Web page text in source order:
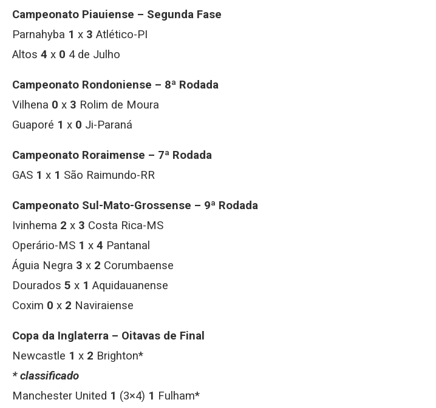
Campeonato Piauiense – Segunda Fase
Parnahyba 1 x 3 Atlético-PI
Altos 4 x 0 4 de Julho
Campeonato Rondoniense – 8ª Rodada
Vilhena 0 x 3 Rolim de Moura
Guaporé 1 x 0 Ji-Paraná
Campeonato Roraimense – 7ª Rodada
GAS 1 x 1 São Raimundo-RR
Campeonato Sul-Mato-Grossense – 9ª Rodada
Ivinhema 2 x 3 Costa Rica-MS
Operário-MS 1 x 4 Pantanal
Águia Negra 3 x 2 Corumbaense
Dourados 5 x 1 Aquidauanense
Coxim 0 x 2 Naviraiense
Copa da Inglaterra – Oitavas de Final
Newcastle 1 x 2 Brighton*
* classificado
Manchester United 1 (3×4) 1 Fulham*